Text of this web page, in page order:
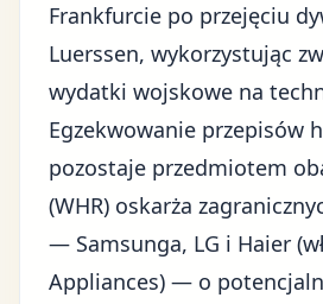
Frankfurcie po przejęciu
Luerssen, wykorzystując
wydatki wojskowe na
Egzekwowanie przepisów
pozostaje przedmiotem
(WHR) oskarża
— Samsunga, LG i Haier
Appliances) — o